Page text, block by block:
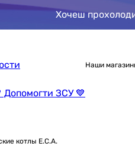
Хочеш
Допомогти ЗСУ 💙
Наши
котлы E.C.A.